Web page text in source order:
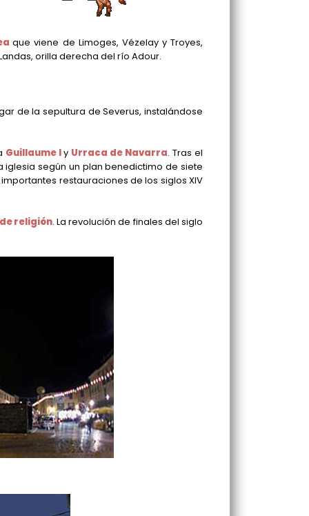
que viene de Limoges, Vézelay y Troyes,
orilla derecha del río Adour.
de la sepultura de Severus, instalándose
Guillaume Iy Urraca de Navarra. Tras el
iglesia según un plan benedictimo de siete
restauraciones de los siglos XIV
religión. La revolución de finales del siglo